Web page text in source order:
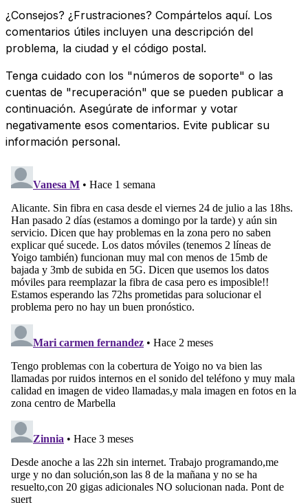
¿Consejos? ¿Frustraciones? Compártelos aquí. Los
comentarios útiles incluyen una descripción del
problema, la ciudad y el código postal.
Tenga cuidado con los "números de soporte" o las
cuentas de "recuperación" que se pueden publicar a
continuación. Asegúrate de informar y votar
negativamente esos comentarios. Evite publicar su
información personal.